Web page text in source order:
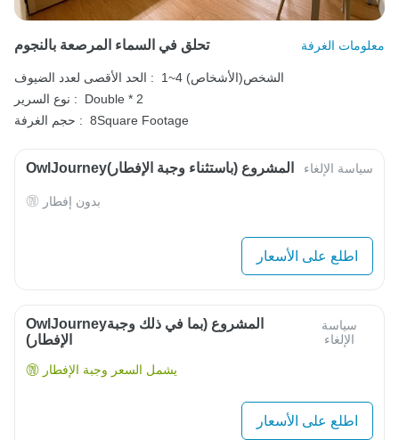
تحلق في السماء المرصعة بالنجوم معلومات الغرفة
الحد الأقصى لعدد الضيوف :
1~4 الشخص(الأشخاص)
نوع السرير :
Double * 2
حجم الغرفة : 8Square Footage
OwlJourneyالمشروع (باستثناء وجبة الإفطار) سياسة الإلغاء
بدون إفطار
اطلع على الأسعار
OwlJourneyالمشروع (بما في ذلك وجبة
الإفطار)
سياسة
الإلغاء
يشمل السعر وجبة الإفطار
اطلع على الأسعار